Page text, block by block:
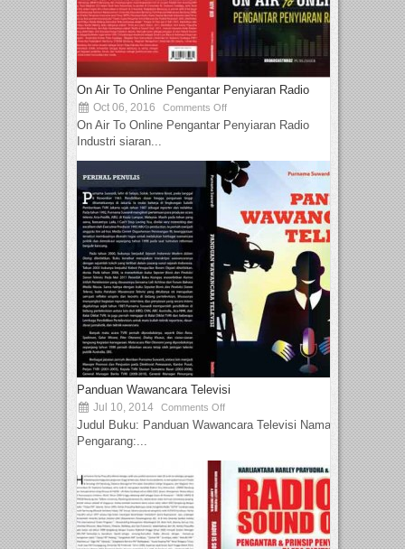
On Air To Online Pengantar Penyiaran Radio
Oct 06, 2016 Comments Off
On Air To Online Pengantar Penyiaran Radio
Industri siaran...
Panduan Wawancara Televisi
Jul 10, 2014 Comments Off
Judul Buku: Panduan Wawancara Televisi Nama
Pengarang:...